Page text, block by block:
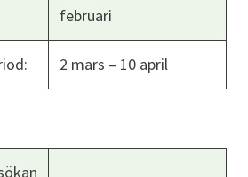
februari
2 mars – 10 april